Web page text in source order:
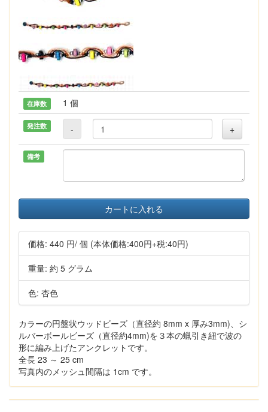
在庫数 1 個
発注数 - +
備考
カートに入れる
価格: 440 円/ 個 (本体価格:400円+税:40円)
重量: 約 5 グラム
色: 杏色
カラーの円盤状ウッドビーズ（直径約 8mm x 厚み3mm)、シ
ルバーボールビーズ（直径約4mm)を３本の蝋引き紐で波の
形に編み上げたアンクレットです。
全長 23 ～ 25 cm
写真内のメッシュ間隔は 1cm です。